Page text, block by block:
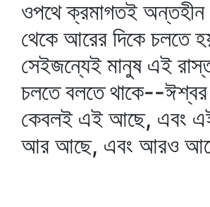
ওপথে ক্রমাগতই
থেকে আরের দিকে চলতে
সেইজন্যেই মানুষ এই
চলতে বলতে থাকে--
কেবলই এই আছে, এবং
আর আছে, এবং আরও